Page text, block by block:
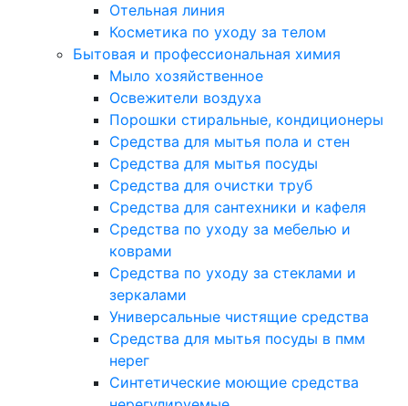
Отельная линия
Косметика по уходу за телом
Бытовая и профессиональная химия
Мыло хозяйственное
Освежители воздуха
Порошки стиральные, кондиционеры
Средства для мытья пола и стен
Средства для мытья посуды
Средства для очистки труб
Средства для сантехники и кафеля
Средства по уходу за мебелью и
коврами
Средства по уходу за стеклами и
зеркалами
Универсальные чистящие средства
Средства для мытья посуды в пмм
нерег
Синтетические моющие средства